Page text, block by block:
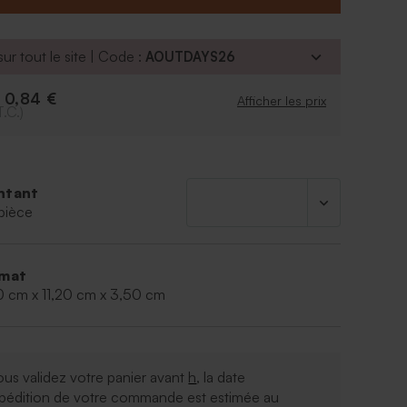
est livré avec le contenu à l'intérieur.
tout le site | Code :AOUTDAYS26
0,84 € Afficher les prix
cm x 11,20 cm x 3,50 cm
validez votre panier avant h, la date
de votre commande est estimée au